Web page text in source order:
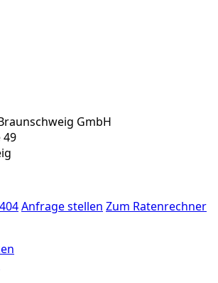
GmbH
49
Anfrage stellen Zum Ratenrechner